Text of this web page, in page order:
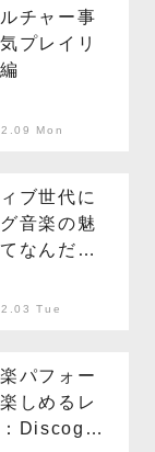
チャー事
プレイリ
Mon
ブ世代に
音楽の魅
なんだろ
Tue
パフォー
しめるレ
：Discogs